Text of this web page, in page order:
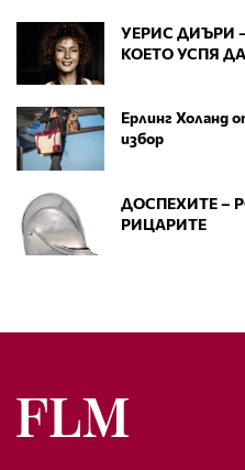
УЕРИС ДИЪРИ
КОЕТО УСПЯ
Ерлинг Холанд
избор
ДОСПЕХИТЕ –
РИЦАРИТЕ